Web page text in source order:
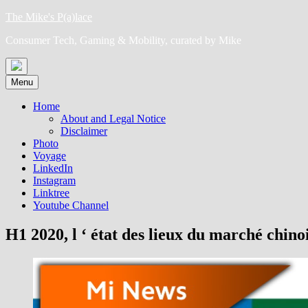
Skip
content
The Mike's P(a)lace
Consumer Tech, Gaming & Mobility, curated by Mike
Menu
Home
About and Legal Notice
Disclaimer
Photo
Voyage
LinkedIn
Instagram
Linktree
Youtube Channel
H1 2020, l ‘ état des lieux du marché